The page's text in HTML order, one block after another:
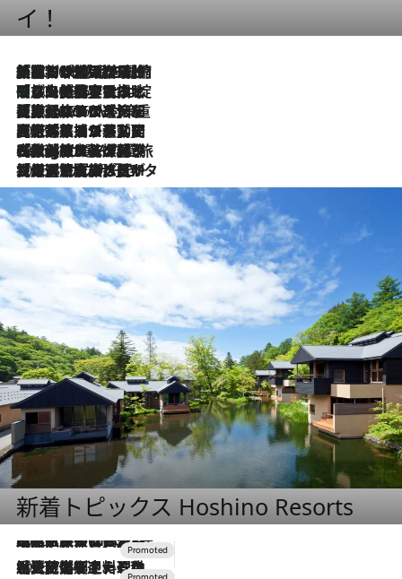
イ！
2026.8.6
「荷物が増えるほど旅ストレスは増す」美容ジャーナリストがたどり着いた最終結論。“化粧品を劇的に減らす”感動の凝縮美容とは
2026.8.6
「旅先には金髪ウィッグを持参」日本と同じメイクでは損してる!? 美容ジャーナリストが提案する“掟破りの旅美容”とは
2026.8.6
【厳選旅コスメ】「身軽さ＆UV対策重視！」ヘアアーティストshucoが選んだ夏旅ベストコスメを発表【Mサイズジップ】
2026.8.5
【厳選旅コスメ】国内をあちこち移動する河井菜摘が選んだ夏旅ベストコスメ発表！「リラックスアイテムはマスト」【Mサイズジップ】
2026.8.4
【厳選旅コスメ】「紫外線＆乾燥対策しながらメイク感も！」ヘア＆メイクGeorgeが選んだ夏旅ベストコスメを発表！【Mサイズジップ】
2026.8.3
【厳選旅コスメ】「保湿もタイパ重視！」“サウナ好き”タレント清水みさとが愛用する夏旅ベストコスメを発表！【Mサイズジップ】
新着トピックス Hoshino Resorts
2026.7.31
【ホテル帰省】という選択肢をOMOが提案。家族とほどよい距離を保つには「昼は実家、夜は気兼ねなくホテルで！」
2026.7.24
【夏限定ディナーコース】旬を迎える稚鮎や花ズッキーニなどをイタリア・トスカーナの郷土料理の手法で満喫！